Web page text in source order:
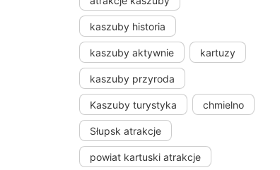
kaszuby historia
kaszuby aktywnie kartuzy
kaszuby przyroda
Kaszuby turystyka chmielno
Słupsk atrakcje
powiat kartuski atrakcje